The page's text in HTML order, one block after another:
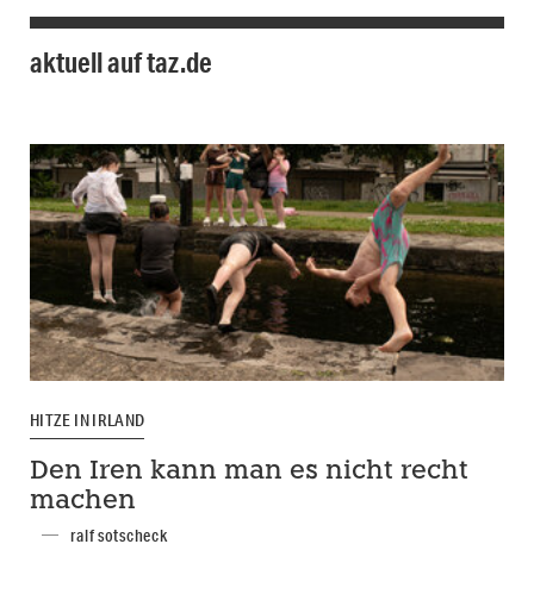
aktuell auf taz.de
HITZE IN IRLAND
Den Iren kann man es nicht recht
machen
ralf sotscheck